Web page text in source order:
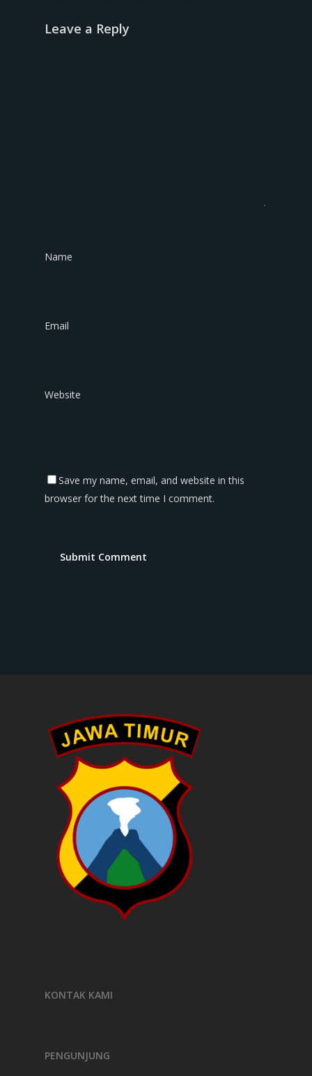
Leave a Reply
Name
Email
Website
Save my name, email, and website in this
browser for the next time I comment.
KONTAK KAMI
PENGUNJUNG